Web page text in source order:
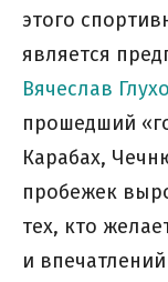
этого
является
Вячеслав
прошедший
Карабах,
пробежек
тех, кто
и